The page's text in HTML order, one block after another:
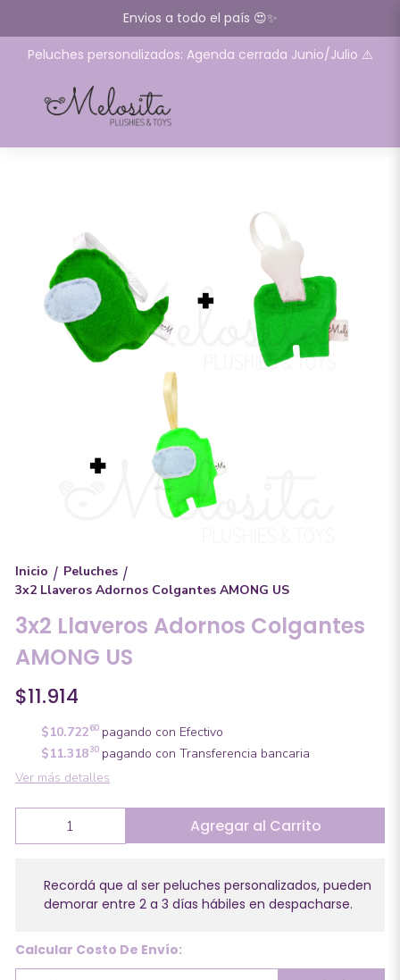
Envios a todo el país 😍✨
Peluches personalizados: Agenda cerrada Junio/Julio ⚠️
Inicio / Peluches /
3x2 Llaveros Adornos Colgantes AMONG US
3x2 Llaveros Adornos Colgantes
AMONG US
$11.914
$10.72260pagando con Efectivo
$11.31830pagando con Transferencia bancaria
Ver más detalles
Agregar al Carrito
Recordá que al ser peluches personalizados, pueden
demorar entre 2 a 3 días hábiles en despacharse.
Calcular Costo De Envío: